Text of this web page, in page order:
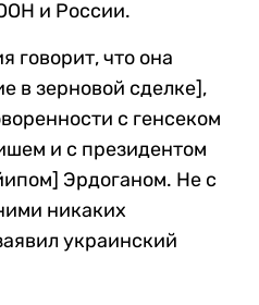
и России.
говорит, что она
в зерновой сделке],
с генсеком
и с президентом
Эрдоганом. Не с
никаких
украинский